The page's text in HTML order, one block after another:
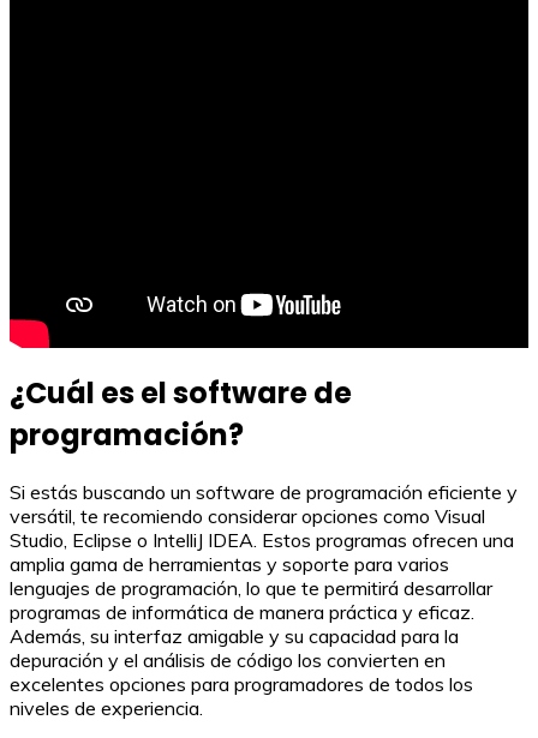
¿Cuál es el software de
programación?
Si estás buscando un software de programación eficiente y
versátil, te recomiendo considerar opciones como Visual
Studio, Eclipse o IntelliJ IDEA. Estos programas ofrecen una
amplia gama de herramientas y soporte para varios
lenguajes de programación, lo que te permitirá desarrollar
programas de informática de manera práctica y eficaz.
Además, su interfaz amigable y su capacidad para la
depuración y el análisis de código los convierten en
excelentes opciones para programadores de todos los
niveles de experiencia.